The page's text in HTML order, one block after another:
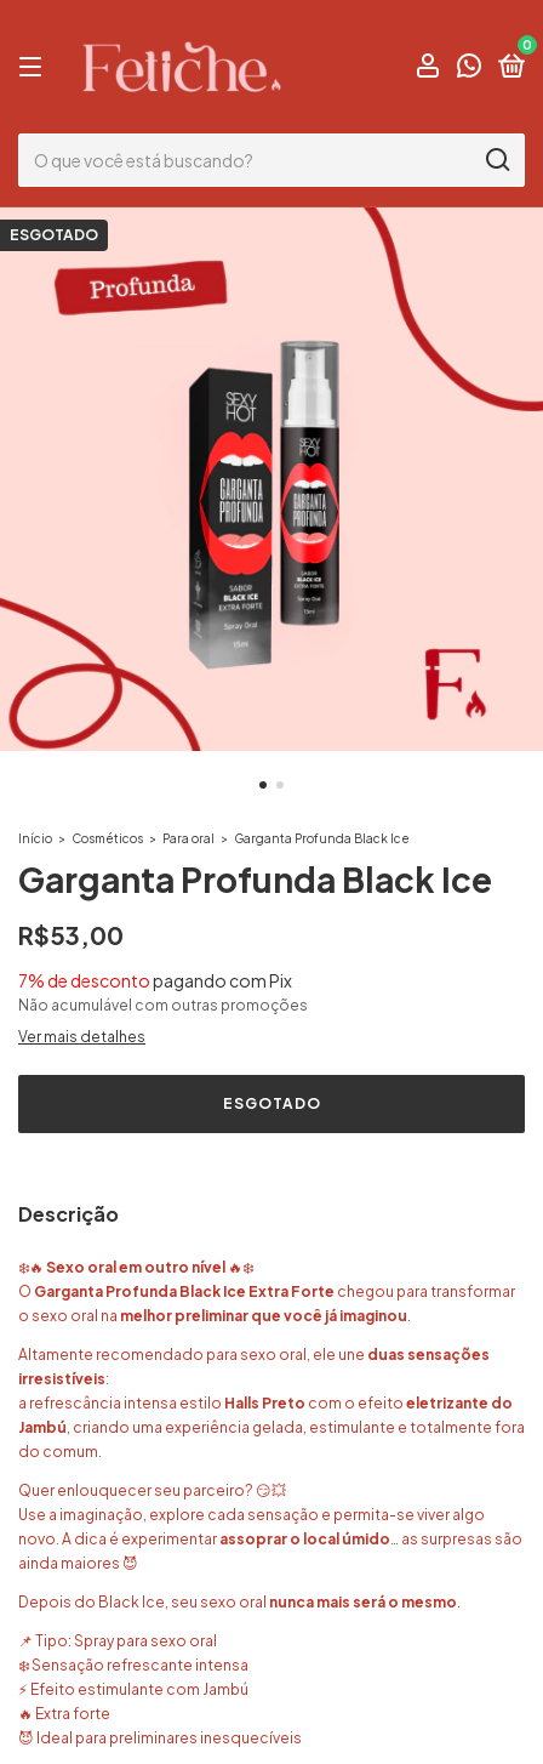
0
ESGOTADO
Início > Cosméticos > Para oral > Garganta Profunda Black Ice
Garganta Profunda Black Ice
R$53,00
7% de descontopagando com Pix
Não acumulável com outras promoções
Ver mais detalhes
Descrição
❄️🔥 Sexo oral em outro nível 🔥❄️
O Garganta Profunda Black Ice Extra Forte chegou para transformar
o sexo oral na melhor preliminar que você já imaginou.
Altamente recomendado para sexo oral, ele une duas sensações
irresistíveis:
a refrescância intensa estilo Halls Preto com o efeito eletrizante do
Jambú, criando uma experiência gelada, estimulante e totalmente fora
do comum.
Quer enlouquecer seu parceiro? 😏💥
Use a imaginação, explore cada sensação e permita-se viver algo
novo. A dica é experimentar assoprar o local úmido… as surpresas são
ainda maiores 😈
Depois do Black Ice, seu sexo oral nunca mais será o mesmo.
📌 Tipo: Spray para sexo oral
❄️ Sensação refrescante intensa
⚡ Efeito estimulante com Jambú
🔥 Extra forte
😈 Ideal para preliminares inesquecíveis